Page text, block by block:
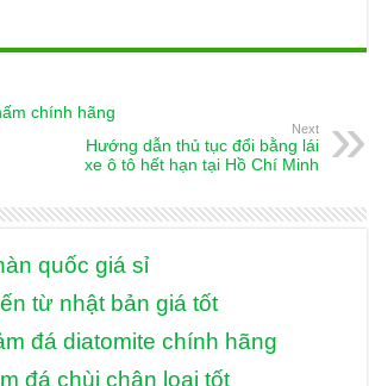
chính hãng
Next
Hướng dẫn thủ tục đổi bằng lái
xe ô tô hết hạn tại Hồ Chí Minh
quốc giá sỉ
từ nhật bản giá tốt
đá diatomite chính hãng
đá chùi chân loại tốt